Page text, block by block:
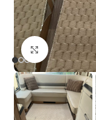
Agrandir